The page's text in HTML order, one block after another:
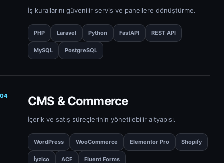
İş kurallarını güvenilir servis ve panellere dönüştürme.
PHP Laravel Python FastAPI REST API
MySQL PostgreSQL
04 CMS & Commerce
İçerik ve satış süreçlerinin yönetilebilir altyapısı.
WordPress WooCommerce Elementor Pro Shopify
İyzico ACF Fluent Forms